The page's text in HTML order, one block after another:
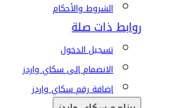
الشروط والأحكام
روابط ذات صلة
تسجيل الدخول
الانضمام إلى سكاي واردز
إضافة رقم سكاي واردز